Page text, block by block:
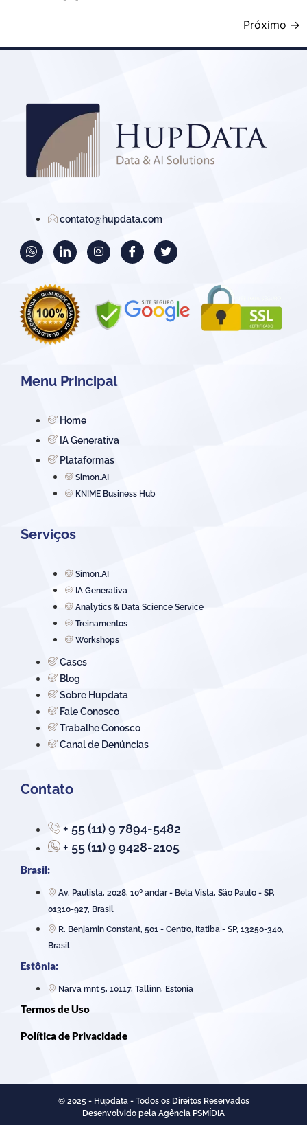
Próximo →
contato@hupdata.com
Menu Principal
Home
IA Generativa
Plataformas
Simon.AI
KNIME Business Hub
Serviços
Simon.AI
IA Generativa
Analytics & Data Science Service
Treinamentos
Workshops
Cases
Blog
Sobre Hupdata
Fale Conosco
Trabalhe Conosco
Canal de Denúncias
Contato
+ 55 (11) 9 7894-5482
+ 55 (11) 9 9428-2105
Brasil:
Av. Paulista, 2028, 10º andar - Bela Vista, São Paulo - SP,
01310-927, Brasil
R. Benjamin Constant, 501 - Centro, Itatiba - SP, 13250-340,
Brasil
Estônia:
Narva mnt 5, 10117, Tallinn, Estonia
Termos de Uso
Política de Privacidade
© 2025 - Hupdata - Todos os Direitos Reservados
Desenvolvido pela Agência PSMÍDIA